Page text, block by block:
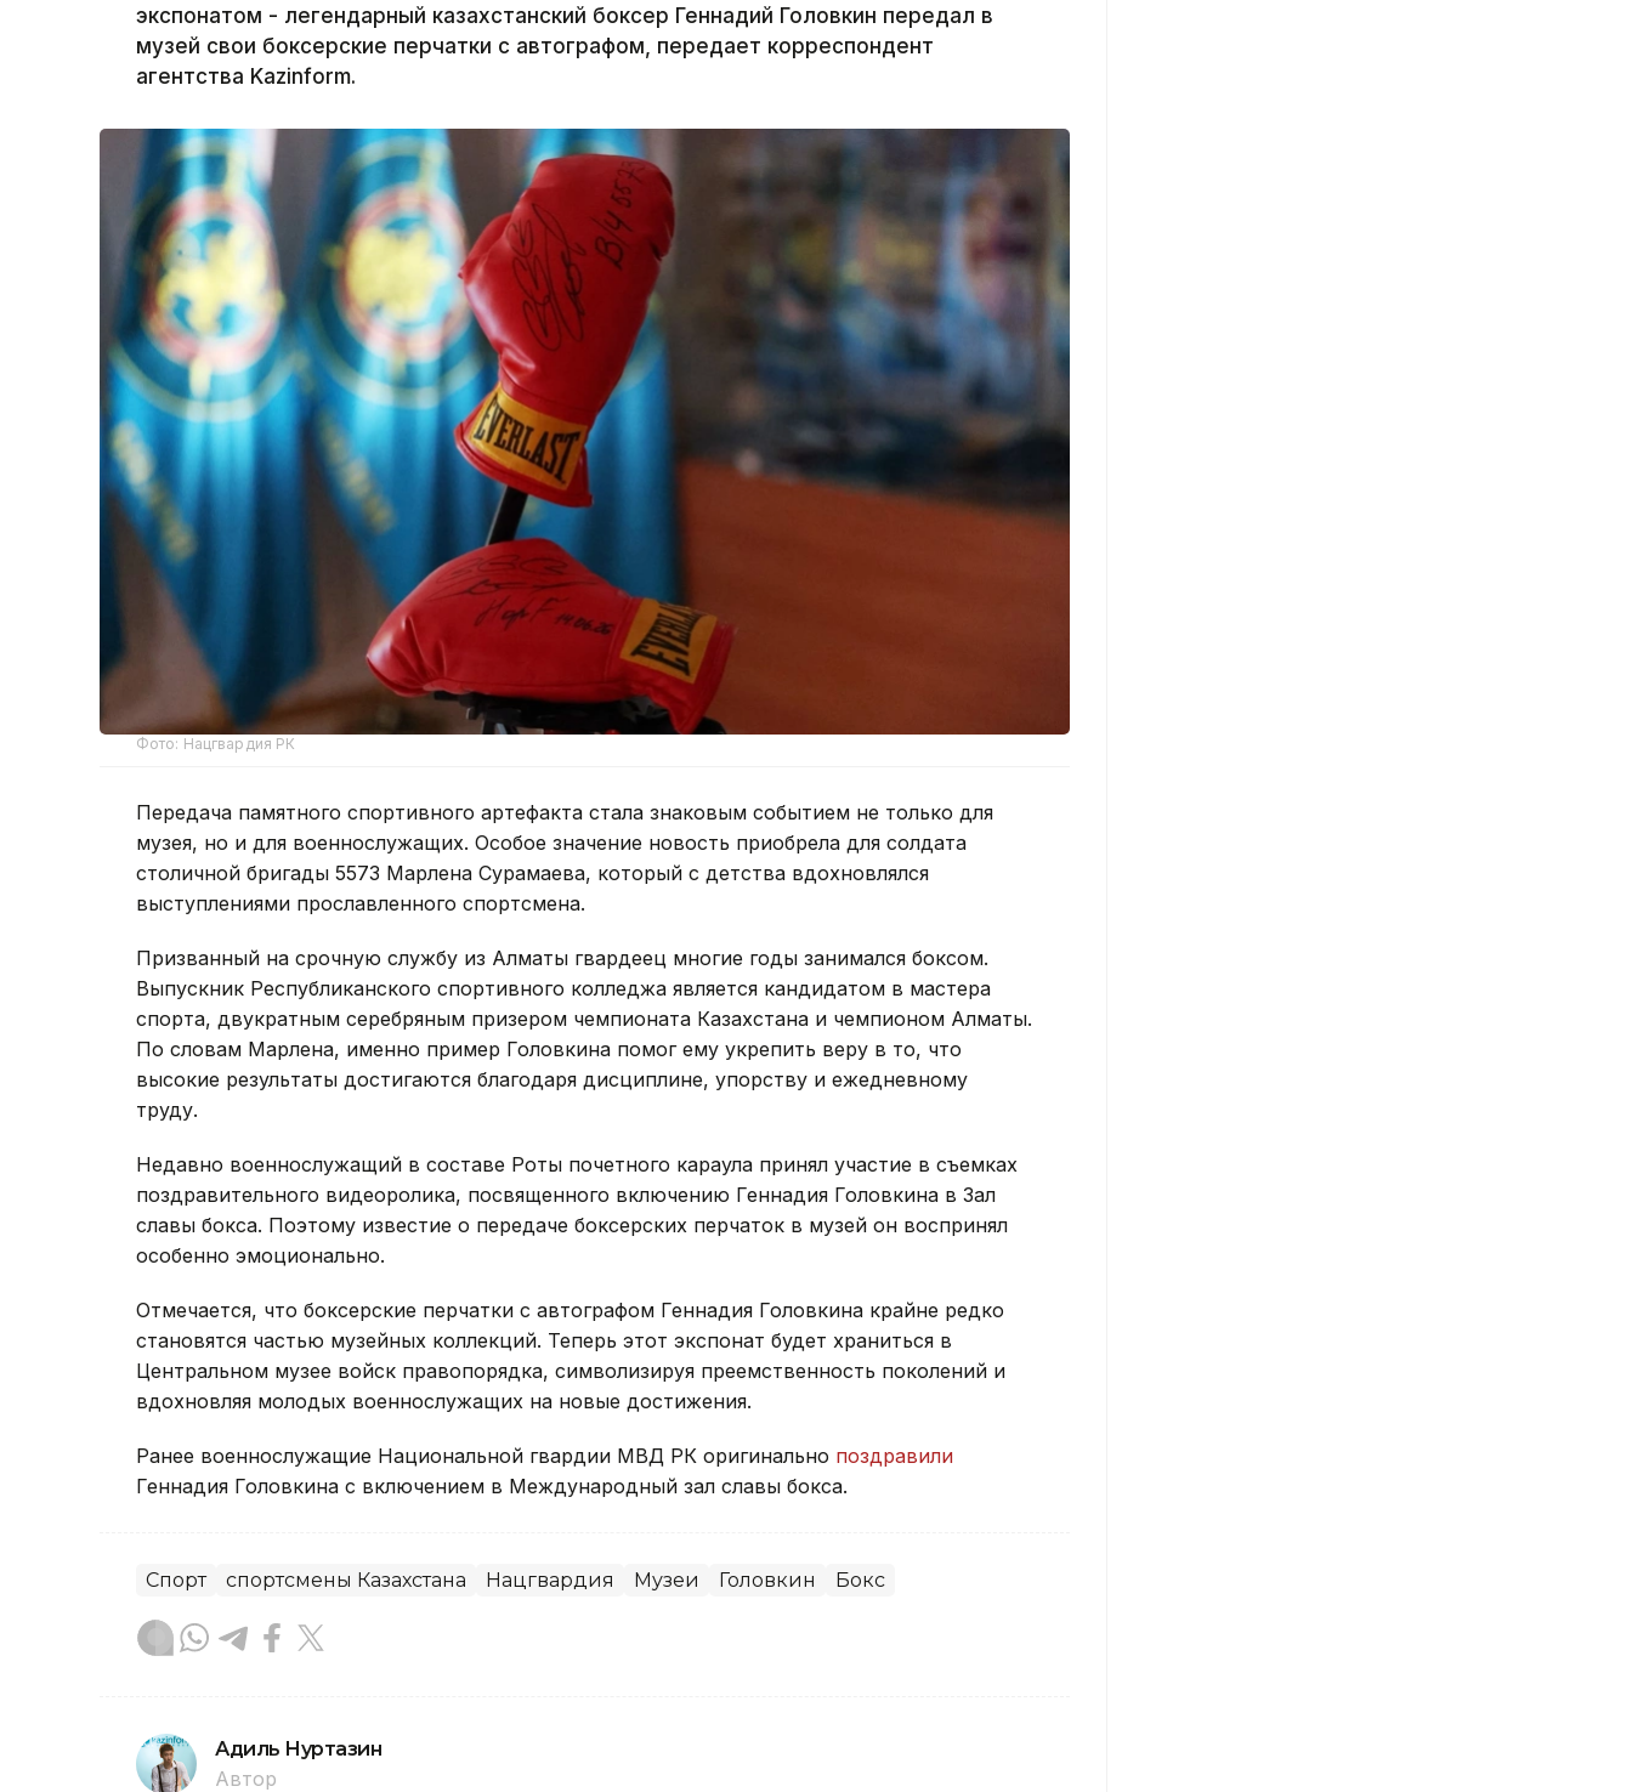
экспонатом - легендарный казахстанский боксер Геннадий Головкин передал в
музей свои боксерские перчатки с автографом, передает корреспондент
агентства Kazinform.
Фото: Нацгвардия РК
Передача памятного спортивного артефакта стала знаковым событием не только для
музея, но и для военнослужащих. Особое значение новость приобрела для солдата
столичной бригады 5573 Марлена Сурамаева, который с детства вдохновлялся
выступлениями прославленного спортсмена.
Призванный на срочную службу из Алматы гвардеец многие годы занимался боксом.
Выпускник Республиканского спортивного колледжа является кандидатом в мастера
спорта, двукратным серебряным призером чемпионата Казахстана и чемпионом Алматы.
По словам Марлена, именно пример Головкина помог ему укрепить веру в то, что
высокие результаты достигаются благодаря дисциплине, упорству и ежедневному
труду.
Недавно военнослужащий в составе Роты почетного караула принял участие в съемках
поздравительного видеоролика, посвященного включению Геннадия Головкина в Зал
славы бокса. Поэтому известие о передаче боксерских перчаток в музей он воспринял
особенно эмоционально.
Отмечается, что боксерские перчатки с автографом Геннадия Головкина крайне редко
становятся частью музейных коллекций. Теперь этот экспонат будет храниться в
Центральном музее войск правопорядка, символизируя преемственность поколений и
вдохновляя молодых военнослужащих на новые достижения.
Ранее военнослужащие Национальной гвардии МВД РК оригинально поздравили
Геннадия Головкина с включением в Международный зал славы бокса.
Спорт спортсмены Казахстана Нацгвардия Музеи Головкин Бокс
Адиль Нуртазин
Автор